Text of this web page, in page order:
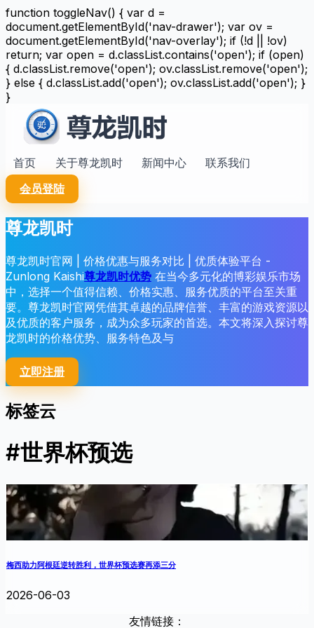
function toggleNav() { var d =
document.getElementById('nav-drawer'); var ov =
document.getElementById('nav-overlay'); if (!d || !ov)
return; var open = d.classList.contains('open'); if (open)
{ d.classList.remove('open'); ov.classList.remove('open');
} else { d.classList.add('open'); ov.classList.add('open'); }
}
首页 关于尊龙凯时 新闻中心
联系我们
会员登陆
尊龙凯时
尊龙凯时官网 | 价格优惠与服务对比 | 优质体验平台 -
Zunlong Kaishi尊龙凯时优势 在当今多元化的博彩娱乐市场
中，选择一个值得信赖、价格实惠、服务优质的平台至关重
要。尊龙凯时官网凭借其卓越的品牌信誉、丰富的游戏资源以
及优质的客户服务，成为众多玩家的首选。本文将深入探讨尊
龙凯时的价格优势、服务特色及与
立即注册
标签云
#世界杯预选
梅西助力阿根廷逆转胜利，世界杯预选赛再添三分
2026-06-03
友情链接：